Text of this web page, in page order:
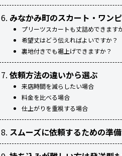
みなかみ町のスカート・ワン
プリーツスカートも丈詰めできます
希望丈はどう伝えればよいですか？
裏地付きでも裾上げできますか？
依頼方法の違いから選ぶ
来店時間を減らしたい場合
料金を比べる場合
仕上がりを重視する場合
スムーズに依頼するための準備